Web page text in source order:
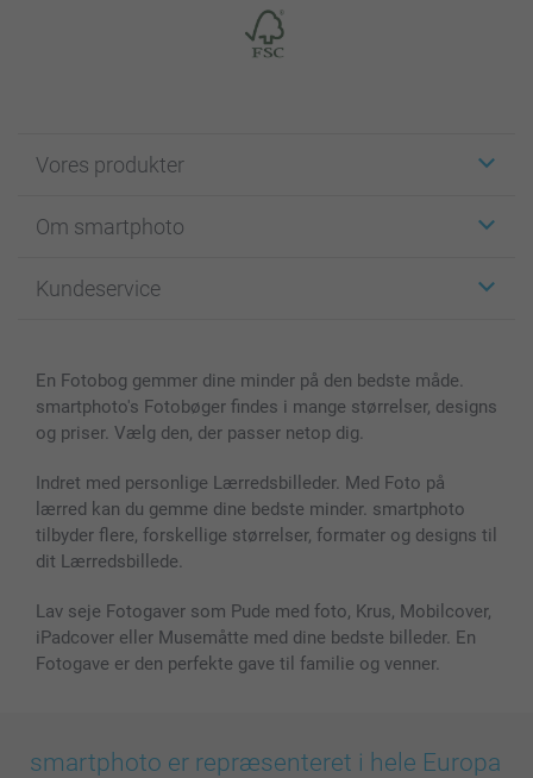
Vores produkter
Fotokort
Fotobøger
Cover til mobil & tablet
MyNameBook
Fotorammer & Tilbehør
Alle fotoprodukter
Om smartphoto
For affiliate
Sitemap
Betingelser og garantier
Kundeservice
smartbonus
Priser & betaling
En Fotobog gemmer dine minder på den bedste måde.
smartphoto's Fotobøger findes i mange størrelser, designs
og priser. Vælg den, der passer netop dig.
Indret med personlige Lærredsbilleder. Med Foto på
lærred kan du gemme dine bedste minder. smartphoto
tilbyder flere, forskellige størrelser, formater og designs til
dit Lærredsbillede.
Lav seje Fotogaver som Pude med foto, Krus, Mobilcover,
iPadcover eller Musemåtte med dine bedste billeder. En
Fotogave er den perfekte gave til familie og venner.
smartphoto er repræsenteret i hele Europa